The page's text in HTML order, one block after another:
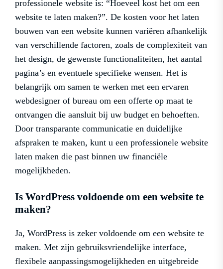
professionele website is: “Hoeveel kost het om een
website te laten maken?”. De kosten voor het laten
bouwen van een website kunnen variëren afhankelijk
van verschillende factoren, zoals de complexiteit van
het design, de gewenste functionaliteiten, het aantal
pagina’s en eventuele specifieke wensen. Het is
belangrijk om samen te werken met een ervaren
webdesigner of bureau om een offerte op maat te
ontvangen die aansluit bij uw budget en behoeften.
Door transparante communicatie en duidelijke
afspraken te maken, kunt u een professionele website
laten maken die past binnen uw financiële
mogelijkheden.
Is WordPress voldoende om een website te
maken?
Ja, WordPress is zeker voldoende om een website te
maken. Met zijn gebruiksvriendelijke interface,
flexibele aanpassingsmogelijkheden en uitgebreide